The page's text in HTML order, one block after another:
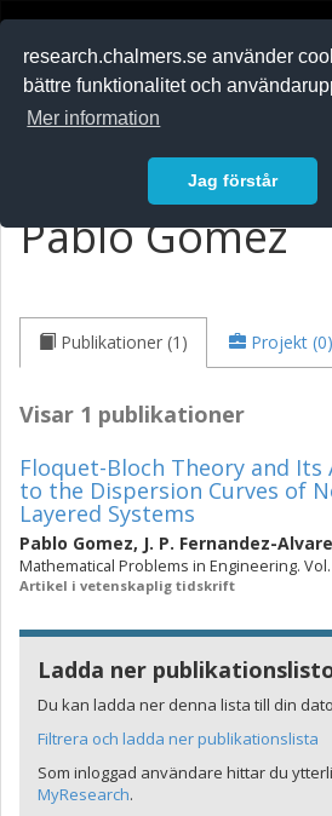
research.chalmers.se använder
bättre funktionalitet och
Mer information
Jag förstår
Pablo Gomez
Publikationer (1) Projekt (0)
Visar 1 publikationer
Floquet-Bloch Theory and
to the Dispersion Curves of
Layered Systems
Pablo Gomez, J. P. Fernandez-
Mathematical Problems in Engineering. Vol.
Artikel i vetenskaplig tidskrift
Ladda ner
Du kan ladda ner denna lista till din
Filtrera och ladda ner publikationslista
Som inloggad användare hittar du
MyResearch.